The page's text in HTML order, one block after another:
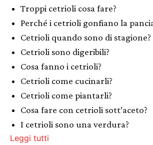
Troppi cetrioli cosa fare?
Perché i cetrioli gonfiano la
Cetrioli quando sono di stagione?
Cetrioli sono digeribili?
Cosa fanno i cetrioli?
Cetrioli come cucinarli?
Cetrioli come piantarli?
Cosa fare con cetrioli sott’aceto?
I cetrioli sono una verdura?
Leggi tutti